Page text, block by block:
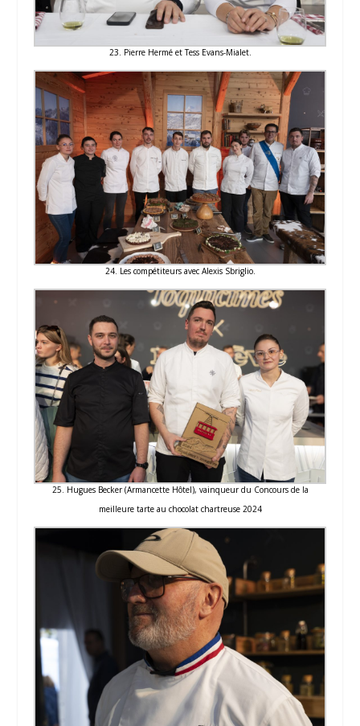
23. Pierre Hermé et Tess Evans-Mialet.
24. Les compétiteurs avec Alexis Sbriglio.
25. Hugues Becker (Armancette Hôtel), vainqueur du Concours de la
meilleure tarte au chocolat chartreuse 2024